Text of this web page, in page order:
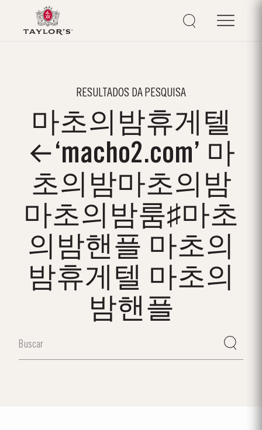
RESULTADOS DA PESQUISA
마초의밤휴게텔
←‘macho2.com’ 마
초의밤마초의밤
마초의밤룸♯마초
의밤핸플 마초의
밤휴게텔 마초의
밤핸플